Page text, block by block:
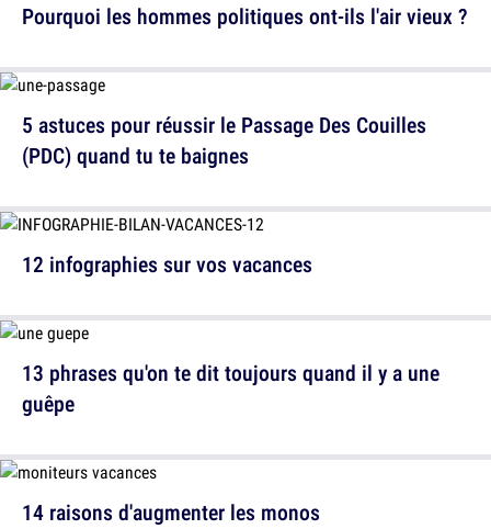
5 astuces pour réussir le Passage Des Couilles
(PDC) quand tu te baignes
13 phrases qu'on te dit toujours quand il y a une
guêpe
Pourquoi les hommes politiques ont-ils l'air vieux ?
12 infographies sur vos vacances
14 raisons d'augmenter les monos